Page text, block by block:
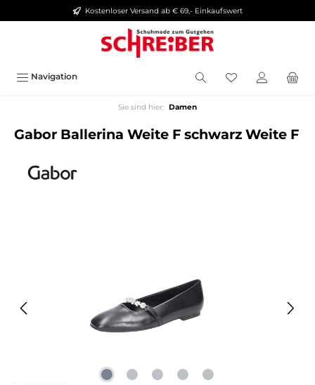
springen Kostenloser Versand ab € 69,- Einkaufswert
Navigation
Sie sind hier: Damen
Gabor Ballerina Weite F schwarz Weite F